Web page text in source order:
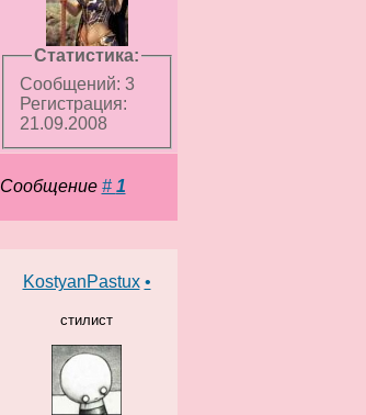
Статистика:
Сообщений: 3
Регистрация:
21.09.2008
Сообщение # 1
KostyanPastux •
стилист